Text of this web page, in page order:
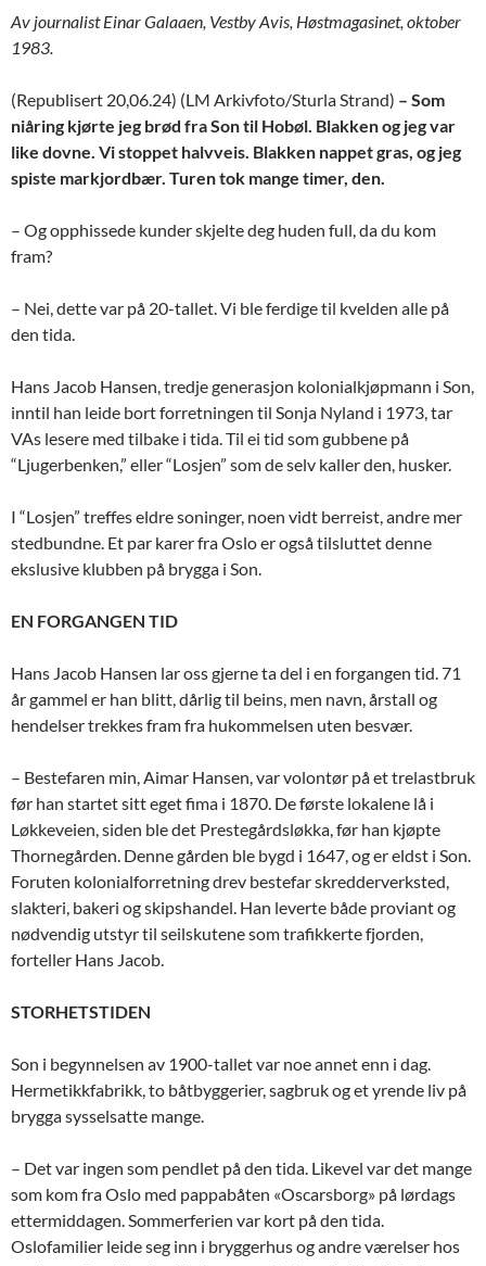
Av journalist Einar Galaaen, Vestby Avis, Høstmagasinet, oktober
1983.
(Republisert 20,06.24) (LM Arkivfoto/Sturla Strand) – Som
niåring kjørte jeg brød fra Son til Hobøl. Blakken og jeg var
like dovne. Vi stoppet halvveis. Blakken nappet gras, og jeg
spiste markjordbær. Turen tok mange timer, den.
– Og opphissede kunder skjelte deg huden full, da du kom
fram?
– Nei, dette var på 20-tallet. Vi ble ferdige til kvelden alle på
den tida.
Hans Jacob Hansen, tredje generasjon kolonialkjøpmann i Son,
inntil han leide bort forretningen til Sonja Nyland i 1973, tar
VAs lesere med tilbake i tida. Til ei tid som gubbene på
“Ljugerbenken,” eller “Losjen” som de selv kaller den, husker.
I “Losjen” treffes eldre soninger, noen vidt berreist, andre mer
stedbundne. Et par karer fra Oslo er også tilsluttet denne
ekslusive klubben på brygga i Son.
EN FORGANGEN TID
Hans Jacob Hansen lar oss gjerne ta del i en forgangen tid. 71
år gammel er han blitt, dårlig til beins, men navn, årstall og
hendelser trekkes fram fra hukommelsen uten besvær.
– Bestefaren min, Aimar Hansen, var volontør på et trelastbruk
før han startet sitt eget fima i 1870. De første lokalene lå i
Løkkeveien, siden ble det Prestegårdsløkka, før han kjøpte
Thornegården. Denne gården ble bygd i 1647, og er eldst i Son.
Foruten kolonialforretning drev bestefar skredderverksted,
slakteri, bakeri og skipshandel. Han leverte både proviant og
nødvendig utstyr til seilskutene som trafikkerte fjorden,
forteller Hans Jacob.
STORHETSTIDEN
Son i begynnelsen av 1900-tallet var noe annet enn i dag.
Hermetikkfabrikk, to båtbyggerier, sagbruk og et yrende liv på
brygga sysselsatte mange.
– Det var ingen som pendlet på den tida. Likevel var det mange
som kom fra Oslo med pappabåten «Oscarsborg» på lørdags
ettermiddagen. Sommerferien var kort på den tida.
Oslofamilier leide seg inn i bryggerhus og andre værelser hos